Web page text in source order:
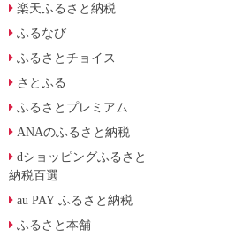
楽天ふるさと納税
ふるなび
ふるさとチョイス
さとふる
ふるさとプレミアム
ANAのふるさと納税
dショッピングふるさと
納税百選
au PAY ふるさと納税
ふるさと本舗